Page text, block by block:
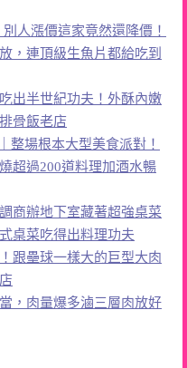
人漲價這家竟然還降價！
，連頂級生魚片都給吃到
出半世紀功夫！外酥內嫩
骨飯老店
整場根本大型美食派對！
超過200道料理加酒水暢
商辦地下室藏著超強桌菜
桌菜吃得出料理功夫
跟壘球一樣大的巨型大肉
，肉量爆多滷三層肉放好